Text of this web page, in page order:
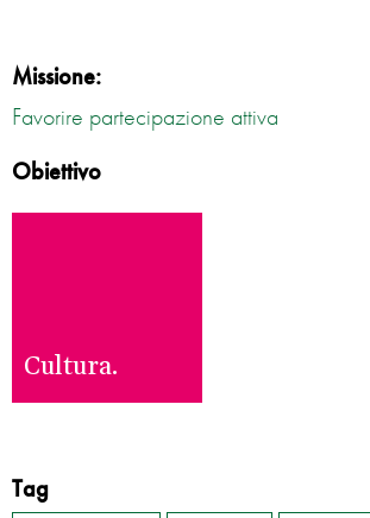
Missione:
Favorire partecipazione attiva
Obiettivo
Cultura.
Tag